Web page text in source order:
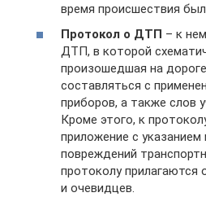
время происшествия
Протокол о ДТП – к
ДТП, в которой
произошедшая на
составляться с
приборов, а также слов
Кроме этого, к
приложение с указанием
повреждений
протоколу прилагаются
и очевидцев.